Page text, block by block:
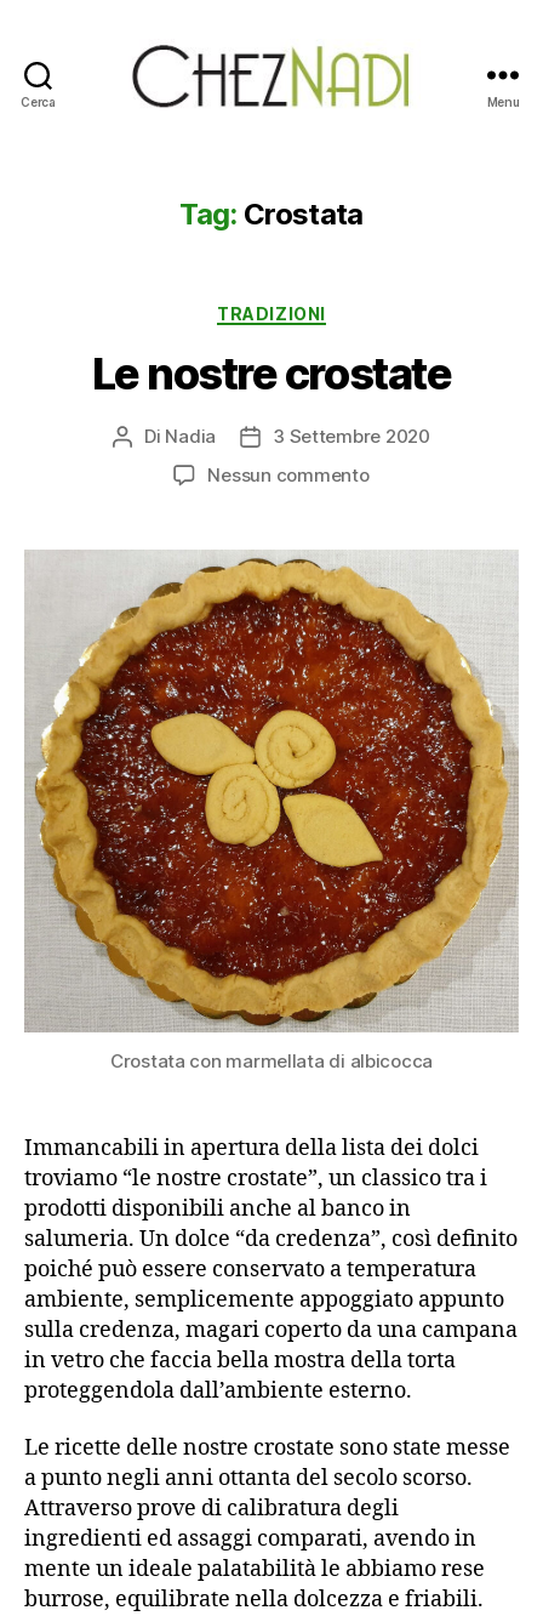
Cerca Menu
Tag: Crostata
Categorie
TRADIZIONI
Le nostre crostate
Autore
articolo
Di Nadia
Data3 Settembre 2020
Nessun commentosu
crostate
Crostata con marmellata di albicocca
Immancabili in apertura della lista dei dolci
troviamo “le nostre crostate”, un classico tra i
prodotti disponibili anche al banco in
salumeria. Un dolce “da credenza”, così definito
poiché può essere conservato a temperatura
ambiente, semplicemente appoggiato appunto
sulla credenza, magari coperto da una campana
in vetro che faccia bella mostra della torta
proteggendola dall’ambiente esterno.
Le ricette delle nostre crostate sono state messe
a punto negli anni ottanta del secolo scorso.
Attraverso prove di calibratura degli
ingredienti ed assaggi comparati, avendo in
mente un ideale palatabilità le abbiamo rese
burrose, equilibrate nella dolcezza e friabili.